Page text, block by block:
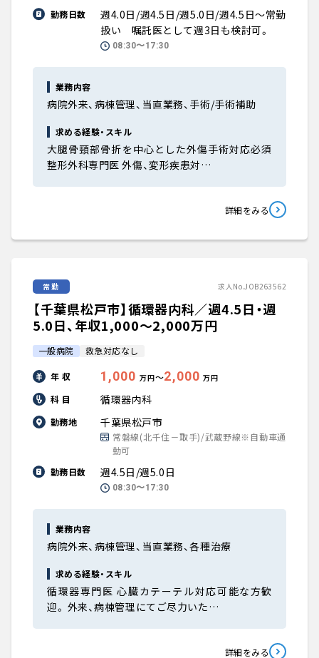
勤務日数
週4.0日/週4.5日/週5.0日/週4.5日～常勤
扱い 嘱託医として週3日も検討可。
08:30〜17:30
業務内容
病院外来、病棟管理、当直業務、手術/手術補助
求める経験・スキル
大腿骨頸部骨折を中心とした外傷手術対応必須
整形外科専門医 外傷、変形疾患対…
詳細をみる
常勤 求人No.JOB263562
【千葉県松戸市】循環器内科／週4.5日・週
5.0日、年収1,000〜2,000万円
一般病院 救急対応なし
年 収 1,000 万円〜2,000 万円
科 目 循環器内科
勤務地 千葉県松戸市
常磐線(北千住－取手)/武蔵野線※自動車通
勤可
勤務日数
週4.5日/週5.0日
08:30〜17:30
業務内容
病院外来、病棟管理、当直業務、各種治療
求める経験・スキル
循環器専門医 心臓カテーテル対応可能な方歓
迎。 外来、病棟管理にてご尽力いた…
詳細をみる